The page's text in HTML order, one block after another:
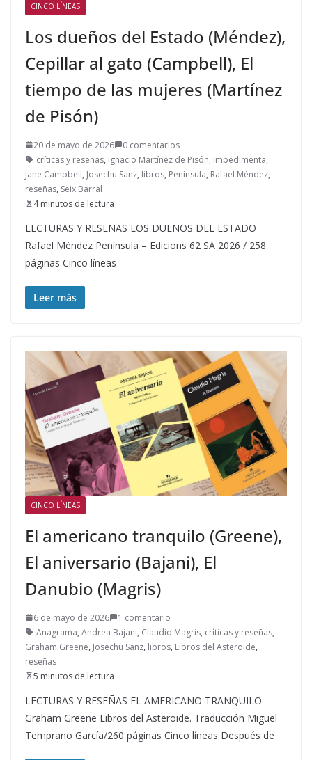
CINCO LÍNEAS
Los dueños del Estado (Méndez),
Cepillar al gato (Campbell), El
tiempo de las mujeres (Martínez
de Pisón)
20 de mayo de 2026
0 comentarios
críticas y reseñas, Ignacio Martínez de Pisón, Impedimenta,
Jane Campbell, Josechu Sanz, libros, Península, Rafael Méndez,
reseñas, Seix Barral
4 minutos de lectura
LECTURAS Y RESEÑAS LOS DUEÑOS DEL ESTADO
Rafael Méndez Península – Edicions 62 SA 2026 / 258
páginas Cinco líneas
Leer más
CINCO LÍNEAS
El americano tranquilo (Greene),
El aniversario (Bajani), El
Danubio (Magris)
6 de mayo de 2026
1 comentario
Anagrama, Andrea Bajani, Claudio Magris, críticas y reseñas,
Graham Greene, Josechu Sanz, libros, Libros del Asteroide,
reseñas
5 minutos de lectura
LECTURAS Y RESEÑAS EL AMERICANO TRANQUILO
Graham Greene Libros del Asteroide. Traducción Miguel
Temprano García/260 páginas Cinco líneas Después de